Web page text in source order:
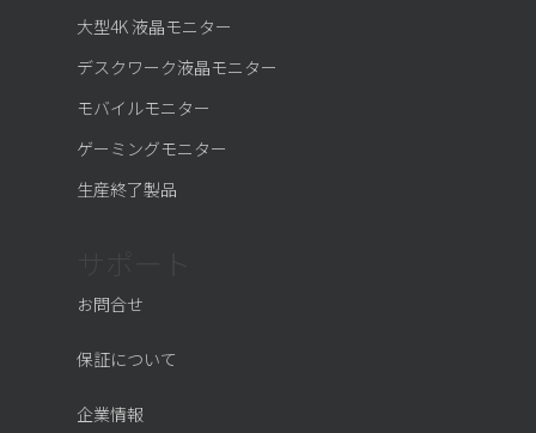
大型4K 液晶モニター
デスクワーク液晶モニター
モバイルモニター
ゲーミングモニター
生産終了製品
お問合せ
保証について
企業情報